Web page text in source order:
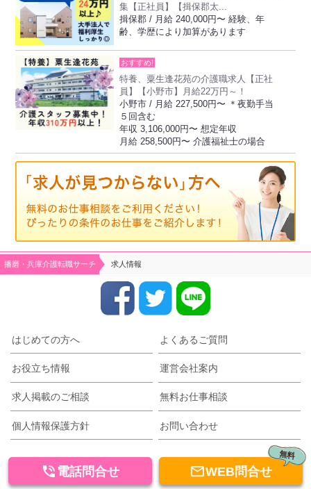
集【正社員】【揖保郡太...
揖保郡 / 月給 240,000円〜 経験、年
齢、学歴により加算があります
おすすめ!
特養、粟生逢花苑の介護職求人【正社
員】【小野市】月給22万円～！
小野市 / 月給 227,500円〜 ＊夜勤手当
５回含む
年収 3,106,000円〜 想定年収
月給 258,500円〜 介護福祉士の場合
播磨・兵庫介護転職サーチ 求人情報
はじめての方へ よくあるご質問
お役立ち情報 運営会社案内
求人掲載のご相談 無料お仕事相談
個人情報保護方針 お問い合わせ
無料
WEB問合せ
 電話問合せ